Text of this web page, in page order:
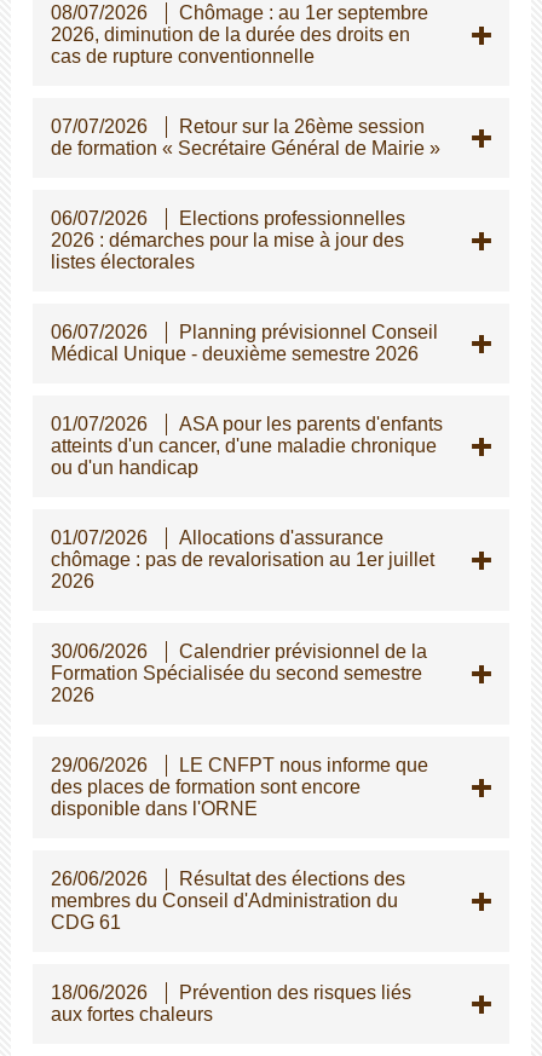
08/07/2026
Chômage : au 1er septembre
2026, diminution de la durée des droits en
cas de rupture conventionnelle
07/07/2026
Retour sur la 26ème session
de formation « Secrétaire Général de Mairie »
06/07/2026
Elections professionnelles
2026 : démarches pour la mise à jour des
listes électorales
06/07/2026
Planning prévisionnel Conseil
Médical Unique - deuxième semestre 2026
01/07/2026
ASA pour les parents d'enfants
atteints d'un cancer, d'une maladie chronique
ou d'un handicap
01/07/2026
Allocations d'assurance
chômage : pas de revalorisation au 1er juillet
2026
30/06/2026
Calendrier prévisionnel de la
Formation Spécialisée du second semestre
2026
29/06/2026
LE CNFPT nous informe que
des places de formation sont encore
disponible dans l'ORNE
26/06/2026
Résultat des élections des
membres du Conseil d'Administration du
CDG 61
18/06/2026
Prévention des risques liés
aux fortes chaleurs